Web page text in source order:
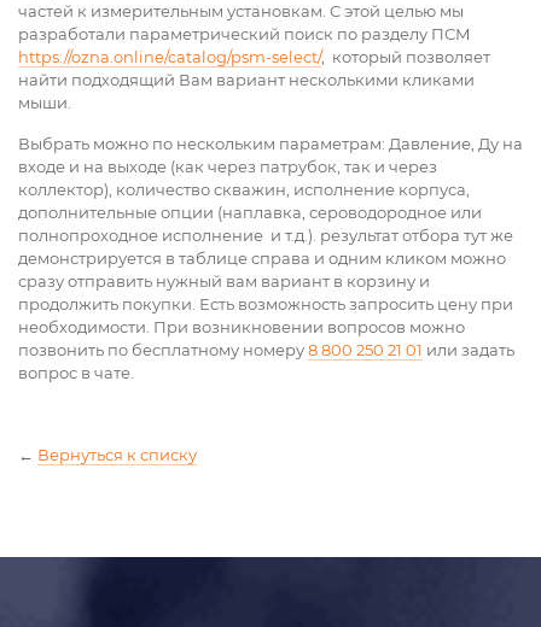
частей к измерительным установкам. С этой целью мы
разработали параметрический поиск по разделу ПСМ
https://ozna.online/catalog/psm-select/, который позволяет
найти подходящий Вам вариант несколькими кликами
мыши.
Выбрать можно по нескольким параметрам: Давление, Ду на
входе и на выходе (как через патрубок, так и через
коллектор), количество скважин, исполнение корпуса,
дополнительные опции (наплавка, сероводородное или
полнопроходное исполнение и т.д.). результат отбора тут же
демонстрируется в таблице справа и одним кликом можно
сразу отправить нужный вам вариант в корзину и
продолжить покупки. Есть возможность запросить цену при
необходимости. При возникновении вопросов можно
позвонить по бесплатному номеру8 800 250 21 01 или задать
вопрос в чате.
← Вернуться к списку